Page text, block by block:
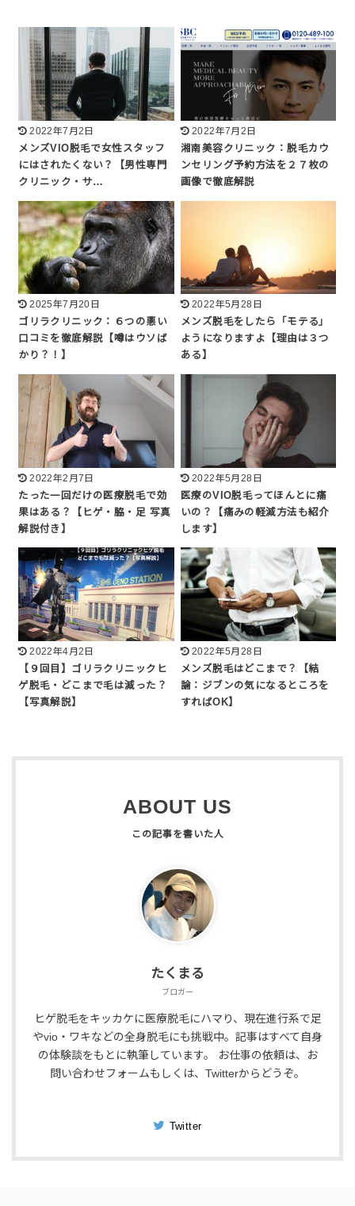
2022年7月2日
メンズVIO脱毛で女性スタッフ
にはされたくない？【男性専門
クリニック・サ…
2022年7月2日
湘南美容クリニック：脱毛カウ
ンセリング予約方法を２７枚の
画像で徹底解説
2025年7月20日
ゴリラクリニック：６つの悪い
口コミを徹底解説【噂はウソば
かり？！】
2022年5月28日
メンズ脱毛をしたら「モテる」
ようになりますよ【理由は３つ
ある】
2022年2月7日
たった一回だけの医療脱毛で効
果はある？【ヒゲ・脇・足 写真
解説付き】
2022年5月28日
医療のVIO脱毛ってほんとに痛
いの？【痛みの軽減方法も紹介
します】
2022年4月2日
【９回目】ゴリラクリニックヒ
ゲ脱毛・どこまで毛は減った？
【写真解説】
2022年5月28日
メンズ脱毛はどこまで？【結
論：ジブンの気になるところを
すればOK】
ABOUT US
たくまる
ブロガー
ヒゲ脱毛をキッカケに医療脱毛にハマり、現在進行系で足
やvio・ワキなどの全身脱毛にも挑戦中。記事はすべて自身
の体験談をもとに執筆しています。 お仕事の依頼は、お
問い合わせフォームもしくは、Twitterからどうぞ。
Twitter